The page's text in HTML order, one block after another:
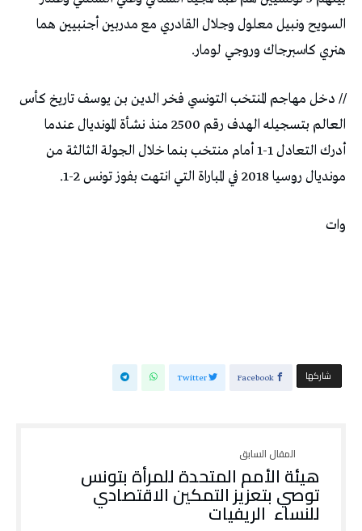
السويح ونبيل معلول وجلال القادري مع مدربين أجنبيين هما
هنري كاسبرجاك وروجي لومار.
// دخل مهاجم المنتخب التونسي فخر الدين بن يوسف تاريخ كأس
العالم بتسجيله الهدف رقم 2500 منذ نشأة المونديال عندما
أدرك التعادل 1-1 أمام منتخب بنما خلال الجولة الثالثة من
مونديال روسيا 2018 في المباراة التي انتهت بفوز تونس 2-1.
وات
‫‫ شاركها‬ Facebook
Twitter
هيئة الأمم المتحدة للمرأة بتونس
توصي بتعزيز التمكين الاقتصادي
للنساء الريفيات